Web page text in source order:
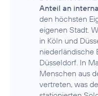
Anteil an
den höchsten
eigenen Stadt.
in Köln und
niederländische
Düsseldorf. In
Menschen aus
vertreten, was